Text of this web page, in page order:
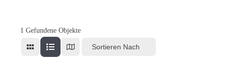
1 Gefundene Objekte
Sortieren Nach